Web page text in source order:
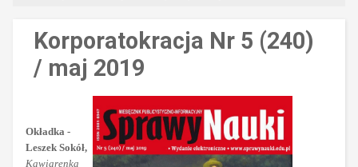
Korporatokracja Nr 5 (240)
/ maj 2019
Okładka -
Leszek Sokół,
Kawiarenka